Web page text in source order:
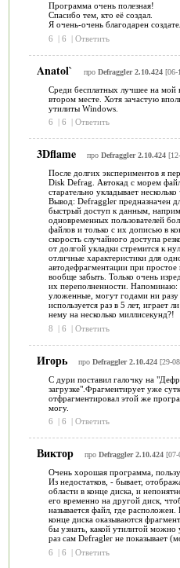
Программа очень полезная!
Спасибо тем, кто её создал.
Я очень-очень благодарен
6
| 6 | Ответить
Anatol` про Defraggler 2.10.424[06-
Среди бесплатных лучшее на мой
втором месте. Хотя зачастую
утилиты Windows.
6
| 6 | Ответить
3Dflame про Defraggler 2.10.424
После долгих экспериментов я
Disk Defrag. Автокад с морем
старательно укладывает
Вывод: Defraggler предназначен
быстрый доступ к данным,
одновременных пользователей
файлов и только с их дописью в
скорость случайного доступа
от долгой укладки стремится к
отличные характеристики для
автодефрагментации при
вообще забыть. Только очень
их переполненности. Напоминаю:
уложенные, могут годами ни разу
используется раз в 5 лет, играет
нему на несколько миллисекунд?!
8
| 6 | Ответить
Игорь про Defraggler 2.10.424[29-
С дури поставил галочку на
загрузке".Фрагментирует уже
отфрагментировал этой же
могу.
6
| 6 | Ответить
Виктор про Defraggler 2.10.424[07-
Очень хорошая программа,
Из недостатков, - бывает,
области в конце диска, и
его временно на другой диск,
называется файл, где
конце диска оказываются
бы узнать, какой утилитой
раз сам Defragler не показывает
6
| 6 | Ответить